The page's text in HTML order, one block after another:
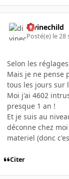
divinechild
Posté(e) le 28
Selon les
Mais je ne pense
tous les jours sur
Moi j'ai 4602
presque 1 an !
Et je suis au
déconne chez
materiel (donc
Citer